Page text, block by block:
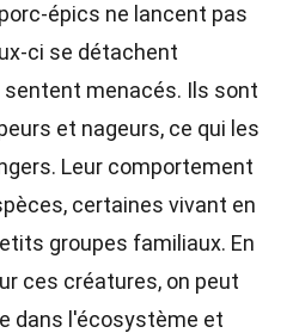
épics ne lancent pas
ci se détachent
menacés. Ils sont
et nageurs, ce qui les
Leur comportement
certaines vivant en
groupes familiaux. En
ces créatures, on peut
dans l'écosystème et